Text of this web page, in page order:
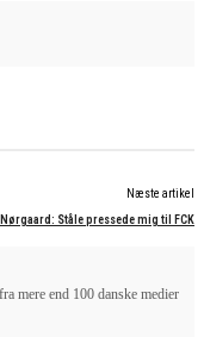
Næste artikel
Ståle pressede mig til FCK
mere end 100 danske medier